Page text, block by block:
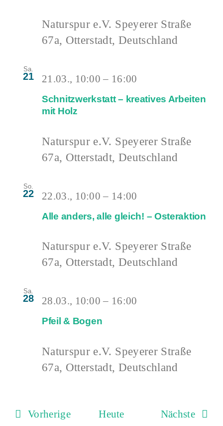
Naturspur e.V. Speyerer Straße
67a, Otterstadt, Deutschland
Sa.
21
Schnitzwerkstatt – kreatives Arbeiten
mit Holz
21.03., 10:00 – 16:00
Naturspur e.V. Speyerer Straße
67a, Otterstadt, Deutschland
So.
22
Alle anders, alle gleich! – Osteraktion
22.03., 10:00 – 14:00
Naturspur e.V. Speyerer Straße
67a, Otterstadt, Deutschland
Sa.
28
Pfeil & Bogen
28.03., 10:00 – 16:00
Naturspur e.V. Speyerer Straße
67a, Otterstadt, Deutschland
VorherigeVeranstaltungen
Heute Nächste